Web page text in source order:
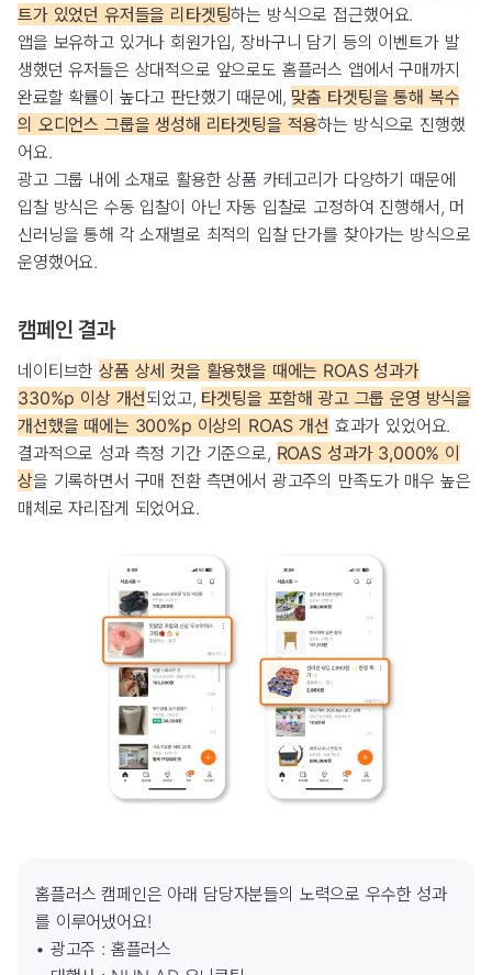
트가 있었던 유저들을 리타겟팅하는 방식으로 접근했어요.
앱을 보유하고 있거나 회원가입, 장바구니 담기 등의 이벤트가 발
생했던 유저들은 상대적으로 앞으로도 홈플러스 앱에서 구매까지
완료할 확률이 높다고 판단했기 때문에, 맞춤 타겟팅을 통해 복수
의 오디언스 그룹을 생성해 리타겟팅을 적용하는 방식으로 진행했
어요.
광고 그룹 내에 소재로 활용한 상품 카테고리가 다양하기 때문에
입찰 방식은 수동 입찰이 아닌 자동 입찰로 고정하여 진행해서, 머
신러닝을 통해 각 소재별로 최적의 입찰 단가를 찾아가는 방식으로
운영했어요.
캠페인 결과
네이티브한상품 상세 컷을 활용했을 때에는 ROAS 성과가
330%p 이상 개선되었고, 타겟팅을 포함해 광고 그룹 운영 방식을
개선했을 때에는 300%p 이상의 ROAS 개선 효과가 있었어요.
결과적으로 성과 측정 기간 기준으로, ROAS 성과가 3,000% 이
상을 기록하면서 구매 전환 측면에서 광고주의 만족도가 매우 높은
매체로 자리잡게 되었어요.
홈플러스 캠페인은 아래 담당자분들의 노력으로 우수한 성과
를 이루어냈어요!
• 광고주 : 홈플러스